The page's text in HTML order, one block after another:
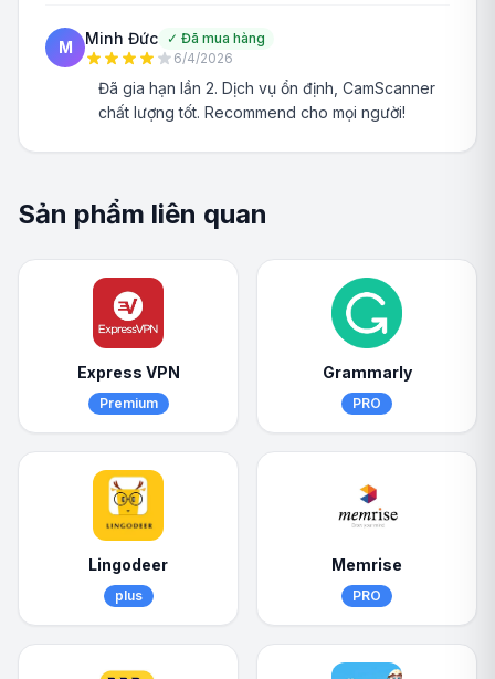
M Minh Đức ✓ Đã mua hàng
6/4/2026
Đã gia hạn lần 2. Dịch vụ ổn định, CamScanner
chất lượng tốt. Recommend cho mọi người!
Sản phẩm liên quan
Express VPN
Premium
Grammarly
PRO
Lingodeer
plus
Memrise
PRO